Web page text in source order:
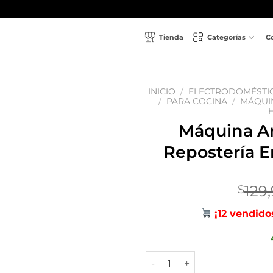
Tienda Categorías
INICIO /
/ PARA COCINA /
Máquina
Repostería
$
¡12
Máquina Antiadherente